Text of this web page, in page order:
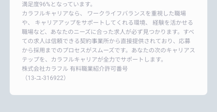
満足度96%となっています。
カラフルキャリアなら、 ワークライフバランスを重視した職場
や、 キャリアアップをサポートしてくれる環境、 経験を活かせる
職場など、あなたのニーズに合った求人が必ず見つかります。すべ
ての求人は信頼できる契約事業所から直接提供されており、応募
から採用までのプロセスがスムーズです。あなたの次のキャリアス
テップを、カラフルキャリアが全力でサポートします。
株式会社カラフル 有料職業紹介許可番号
（13-ユ-316922）